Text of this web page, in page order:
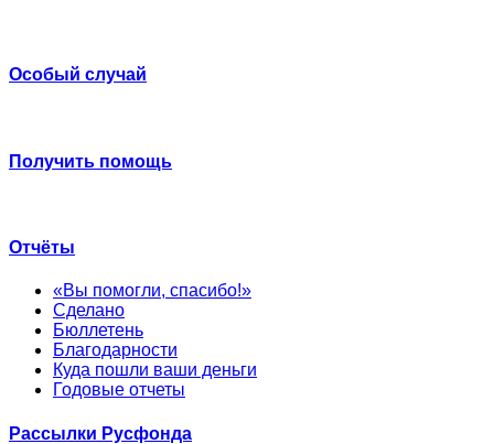
Особый случай
Получить помощь
Отчёты
«Вы помогли, спасибо!»
Сделано
Бюллетень
Благодарности
Куда пошли ваши деньги
Годовые отчеты
Рассылки Русфонда